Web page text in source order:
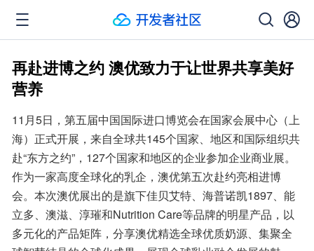
再赴进博之约 澳优致力于让世界共享美好
营养
11月5日，第五届中国国际进口博览会在国家会展中心（上
海）正式开展，来自全球共145个国家、地区和国际组织共
赴“东方之约”，127个国家和地区的企业参加企业商业展。
作为一家高度全球化的乳企，澳优第五次赴约亮相进博
会。本次澳优展出的是旗下佳贝艾特、海普诺凯1897、能
立多、澳滋、淳璀和Nutrition Care等品牌的明星产品，以
多元化的产品矩阵，分享澳优精选全球优质奶源、集聚全